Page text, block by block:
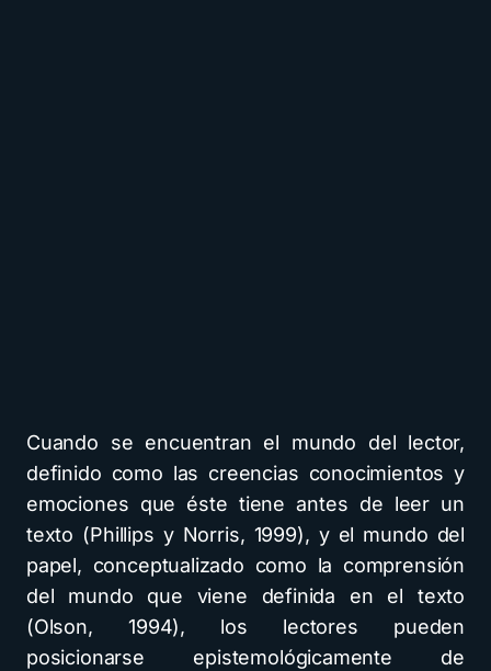
Cuando se encuentran el mundo del lector,
definido como las creencias conocimientos y
emociones que éste tiene antes de leer un
texto (Phillips y Norris, 1999), y el mundo del
papel, conceptualizado como la comprensión
del mundo que viene definida en el texto
(Olson, 1994), los lectores pueden
posicionarse epistemológicamente de